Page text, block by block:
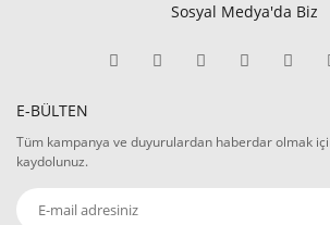
Sosyal Medya'da Biz
E-BÜLTEN
Tüm kampanya ve duyurulardan haberdar olmak
kaydolunuz.